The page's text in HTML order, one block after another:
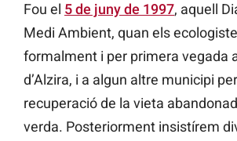
Fou el 5 de juny de 1997, aquell
Medi Ambient, quan els
formalment i per primera vegada
d’Alzira, i a algun altre municipi
recuperació de la vieta
verda. Posteriorment insistírem